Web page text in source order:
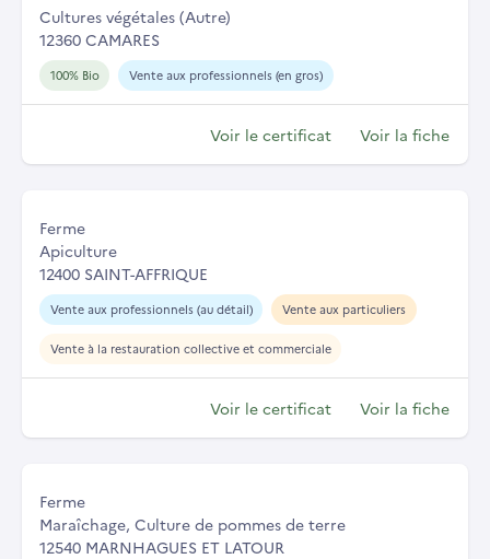
Cultures végétales (Autre)
12360 CAMARES
100% Bio Vente aux professionnels (en gros)
Voir le certificat Voir la fiche
Ferme
Apiculture
12400 SAINT-AFFRIQUE
Vente aux professionnels (au détail) Vente aux particuliers
Vente à la restauration collective et commerciale
Voir le certificat Voir la fiche
Ferme
Maraîchage, Culture de pommes de terre
12540 MARNHAGUES ET LATOUR